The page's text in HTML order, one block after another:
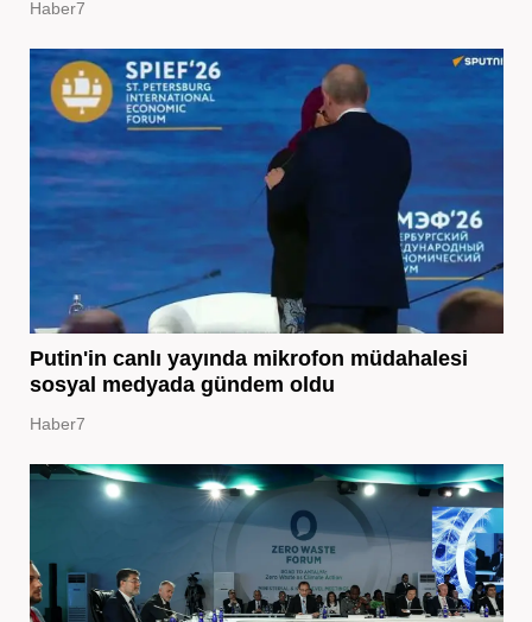
Haber7
Putin'in canlı yayında mikrofon müdahalesi
sosyal medyada gündem oldu
Haber7